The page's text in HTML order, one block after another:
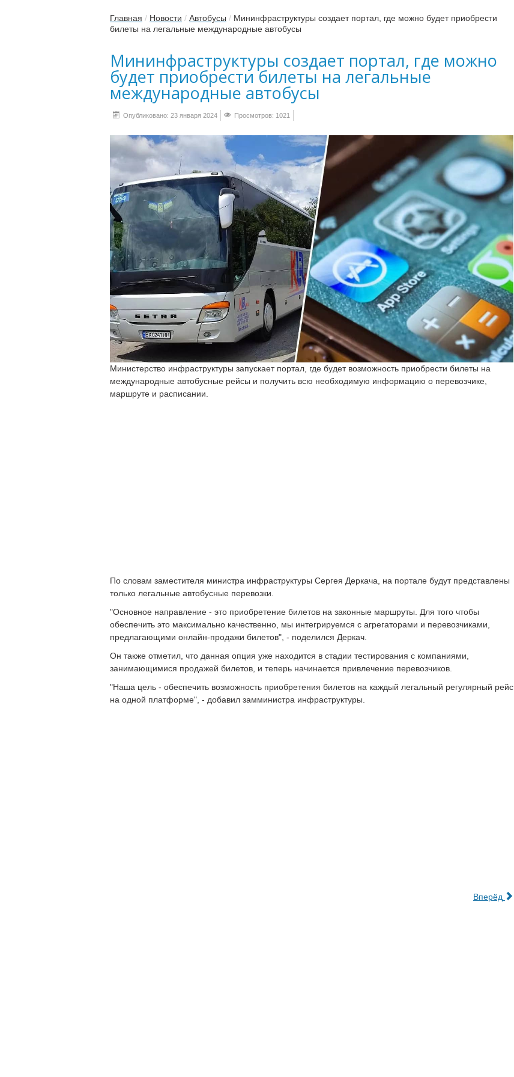
Главная / Новости / Автобусы / Мининфраструктуры создает портал, где можно будет приобрести
билеты на легальные международные автобусы
Мининфраструктуры создает портал, где можно
будет приобрести билеты на легальные
международные автобусы
Опубликовано: 23 января 2024 Просмотров: 1021
Министерство инфраструктуры запускает портал, где будет возможность приобрести билеты на
международные автобусные рейсы и получить всю необходимую информацию о перевозчике,
маршруте и расписании.
По словам заместителя министра инфраструктуры Сергея Деркача, на портале будут представлены
только легальные автобусные перевозки.
"Основное направление - это приобретение билетов на законные маршруты. Для того чтобы
обеспечить это максимально качественно, мы интегрируемся с агрегаторами и перевозчиками,
предлагающими онлайн-продажи билетов", - поделился Деркач.
Он также отметил, что данная опция уже находится в стадии тестирования с компаниями,
занимающимися продажей билетов, и теперь начинается привлечение перевозчиков.
"Наша цель - обеспечить возможность приобретения билетов на каждый легальный регулярный рейс
на одной платформе", - добавил замминистра инфраструктуры.
Вперёд